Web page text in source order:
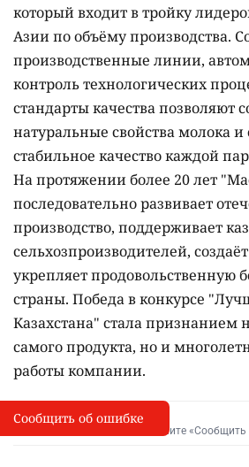
который входит в тройку
Азии по объёму производства.
производственные линии,
контроль технологических
стандарты качества позволяют
натуральные свойства молока и
стабильное качество каждой
На протяжении более 20 лет
последовательно развивает
производство, поддерживает
сельхозпроизводителей,
укрепляет продовольственную
страны. Победа в конкурсе
Казахстана" стала признанием
самого продукта, но и
работы компании.
I
Сообщить об опечатке
Выделите фрагмент и нажмите
Сообщить об ошибке